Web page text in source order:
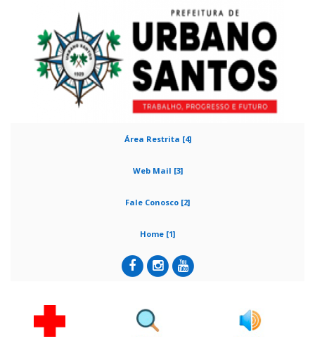
Área Restrita [4]
Web Mail [3]
Fale Conosco [2]
Home [1]